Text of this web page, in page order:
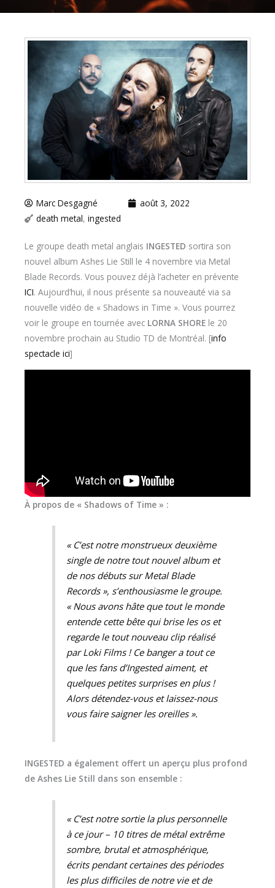
Marc Desgagné
août 3, 2022
death metal, ingested
Le groupe death metal anglais INGESTED sortira son
nouvel album Ashes Lie Still le 4 novembre via Metal
Blade Records. Vous pouvez déjà l’acheter en prévente
ICI. Aujourd’hui, il nous présente sa nouveauté via sa
nouvelle vidéo de « Shadows in Time ». Vous pourrez
voir le groupe en tournée avec LORNA SHORE le 20
novembre prochain au Studio TD de Montréal. [info
spectacle ici]
À propos de « Shadows of Time » :
« C’est notre monstrueux deuxième
single de notre tout nouvel album et
de nos débuts sur Metal Blade
Records », s’enthousiasme le groupe.
« Nous avons hâte que tout le monde
entende cette bête qui brise les os et
regarde le tout nouveau clip réalisé
par Loki Films ! Ce bangera tout ce
que les fans d’Ingested aiment, et
quelques petites surprises en plus !
Alors détendez-vous et laissez-nous
vous faire saigner les oreilles ».
INGESTED a également offert un aperçu plus profond
de Ashes Lie Still dans son ensemble :
« C’est notre sortie la plus personnelle
à ce jour – 10 titres de métal extrême
sombre, brutal et atmosphérique,
écrits pendant certaines des périodes
les plus difficiles de notre vie et de